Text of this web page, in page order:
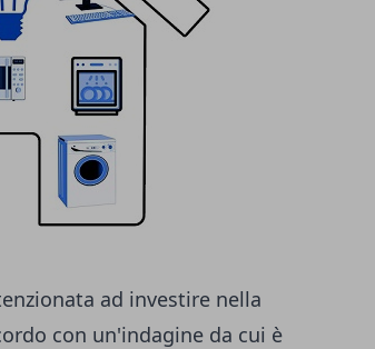
ad investire nella
con un'indagine da cui è